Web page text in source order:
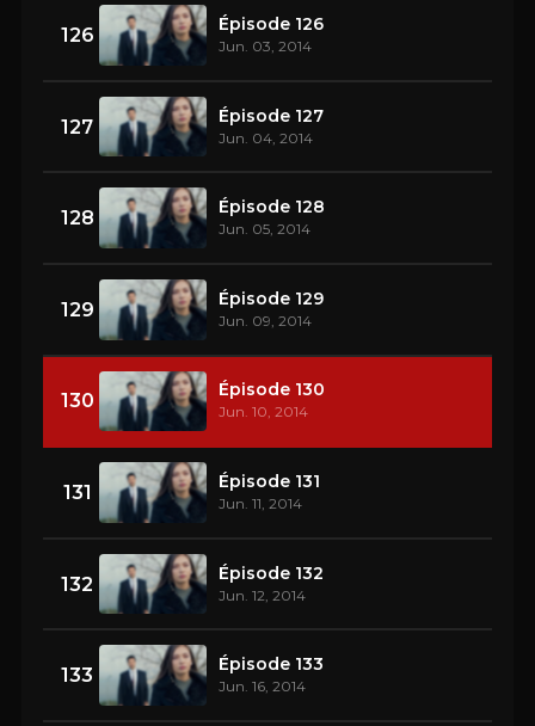
126 Épisode 126
Jun. 03, 2014
127 Épisode 127
Jun. 04, 2014
128 Épisode 128
Jun. 05, 2014
129 Épisode 129
Jun. 09, 2014
130 Épisode 130
Jun. 10, 2014
131 Épisode 131
Jun. 11, 2014
132 Épisode 132
Jun. 12, 2014
133 Épisode 133
Jun. 16, 2014